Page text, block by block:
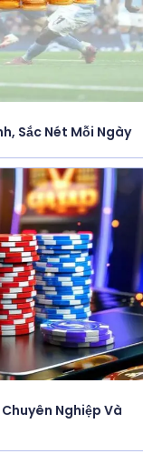
Sắc Nét Mỗi Ngày
Nghiệp Và